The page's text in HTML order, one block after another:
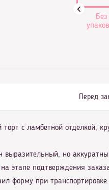
Без
Перед
с ламбетной
но
этапе подтверждения
форму при